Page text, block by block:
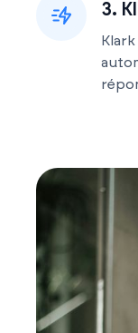
3.